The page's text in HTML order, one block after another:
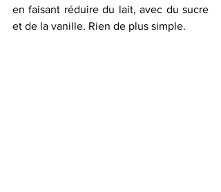
en faisant réduire du lait, avec du sucre
et de la vanille. Rien de plus simple.